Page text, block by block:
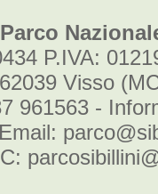
Parco
P.IVA:
Visso
961563 -
Email: